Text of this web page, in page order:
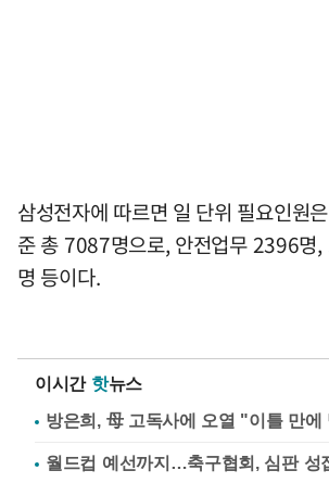
삼성전자에 따르면 일 단위 필요인원
준 총 7087명으로, 안전업무 2396명
명 등이다.
이시간 핫뉴스
방은희, 母 고독사에 오열 "이틀 만에
월드컵 예선까지…축구협회, 심판 성